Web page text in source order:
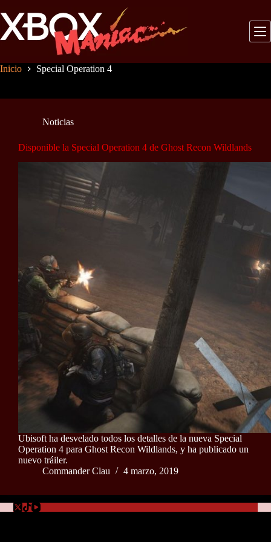
al
contenido
Inicio Special Operation 4
Noticias
Disponible la Special Operation 4 de Ghost Recon Wildlands
Ubisoft ha desvelado todos los detalles de la nueva Special
Operation 4 para Ghost Recon Wildlands, y ha publicado un
nuevo tráiler.
Commander Clau
4 marzo, 2019